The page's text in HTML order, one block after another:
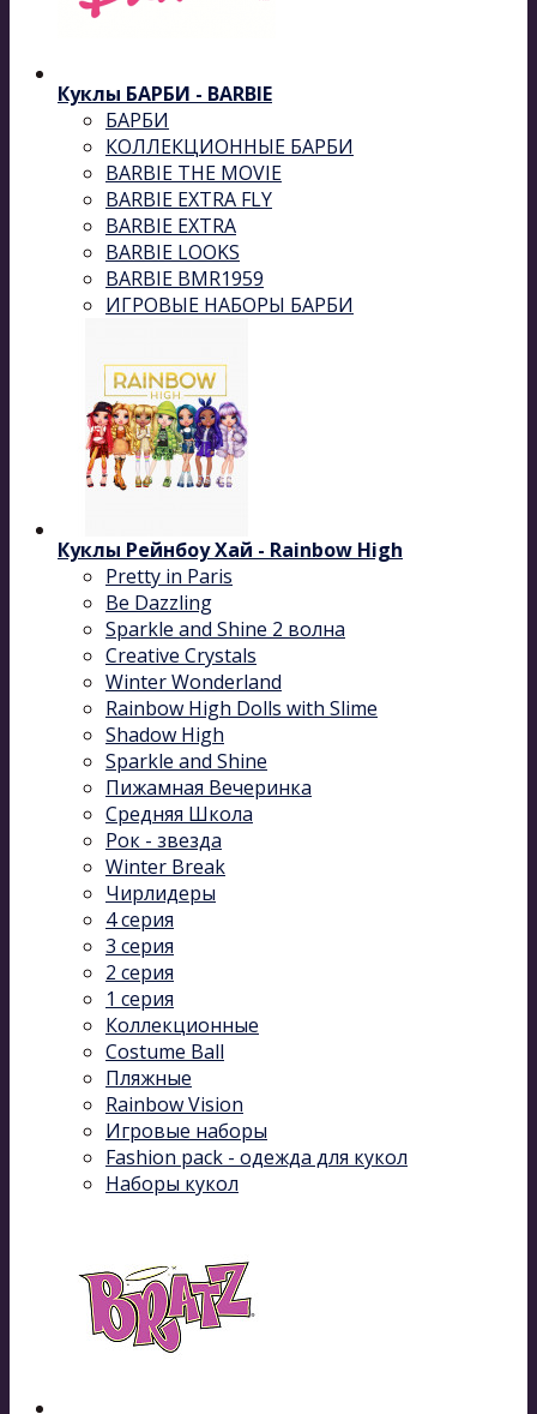
Куклы БАРБИ - BARBIE
БАРБИ
КОЛЛЕКЦИОННЫЕ БАРБИ
BARBIE THE MOVIE
BARBIE EXTRA FLY
BARBIE EXTRA
BARBIE LOOKS
BARBIE BMR1959
ИГРОВЫЕ НАБОРЫ БАРБИ
Куклы Рейнбоу Хай - Rainbow High
Pretty in Paris
Be Dazzling
Sparkle and Shine 2 волна
Сreative Сrystals
Winter Wonderland
Rainbow High Dolls with Slime
Shadow High
Sparkle and Shine
Пижамная Вечеринка
Средняя Школа
Рок - звезда
Winter Break
Чирлидеры
4 серия
3 серия
2 серия
1 серия
Коллекционные
Costume Ball
Пляжные
Rainbow Vision
Игровые наборы
Fashion pack - одежда для кукол
Наборы кукол